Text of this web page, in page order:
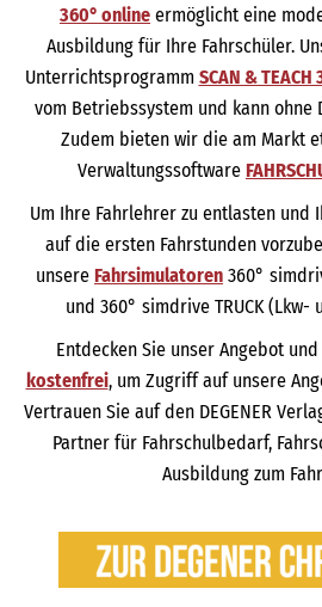
360° online ermöglicht eine
Ausbildung für Ihre Fahrschüler.
Unterrichtsprogramm SCAN & TEACH
vom Betriebssystem und kann ohne
Zudem bieten wir die am Markt
Verwaltungssoftware
Um Ihre Fahrlehrer zu entlasten und
auf die ersten Fahrstunden
unsere Fahrsimulatoren 360°
und 360° simdrive TRUCK (Lkw-
Entdecken Sie unser Angebot und
kostenfrei, um Zugriff auf unsere
Vertrauen Sie auf den DEGENER
Partner für Fahrschulbedarf,
Ausbildung zum